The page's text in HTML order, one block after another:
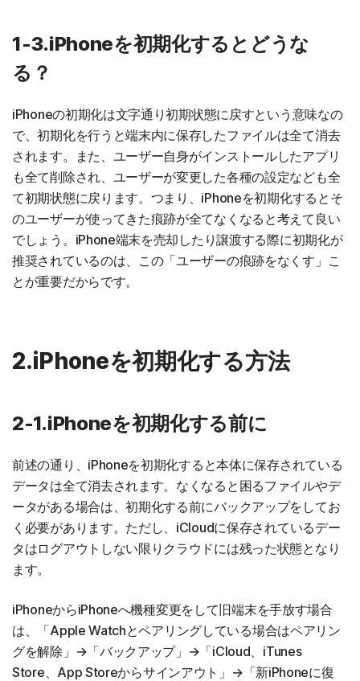
1-3.iPhoneを初期化するとどうな
る？
iPhoneの初期化は文字通り初期状態に戻すという意味なの
で、初期化を行うと端末内に保存したファイルは全て消去
されます。また、ユーザー自身がインストールしたアプリ
も全て削除され、ユーザーが変更した各種の設定なども全
て初期状態に戻ります。つまり、iPhoneを初期化するとそ
のユーザーが使ってきた痕跡が全てなくなると考えて良い
でしょう。iPhone端末を売却したり譲渡する際に初期化が
推奨されているのは、この「ユーザーの痕跡をなくす」こ
とが重要だからです。
2.iPhoneを初期化する方法
2-1.iPhoneを初期化する前に
前述の通り、iPhoneを初期化すると本体に保存されている
データは全て消去されます。なくなると困るファイルやデ
ータがある場合は、初期化する前にバックアップをしてお
く必要があります。ただし、iCloudに保存されているデー
タはログアウトしない限りクラウドには残った状態となり
ます。
iPhoneからiPhoneへ機種変更をして旧端末を手放す場合
は、「Apple Watchとペアリングしている場合はペアリン
グを解除」→「バックアップ」→「iCloud、iTunes
Store、App Storeからサインアウト」→「新iPhoneに復